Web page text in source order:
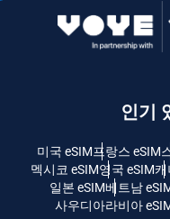
인기
미국 eSIM프랑스 eSIM
멕시코 eSIM영국 eSIM캐
일본 eSIM베트남
사우디아라비아